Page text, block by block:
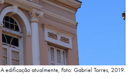
A edificação atualmente, Foto: Gabriel Torres, 2019.